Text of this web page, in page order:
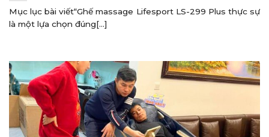
Mục lục bài viết“Ghế massage Lifesport LS-299 Plus thực sự
là một lựa chọn đúng[...]